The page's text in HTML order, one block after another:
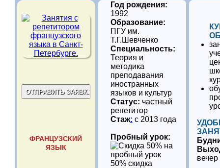
ФРАНЦУЗСКИЙ
ЯЗЫК
Год рождения:
1992
Образование:
ПГУ им.
Т.Г.Шевченко
Специальность:
Теория и
методика
преподавания
иностранных
языков и культур
Статус: частный
репетитор
Стаж: с 2013 года
Пробный урок:
50% скидка
вечер